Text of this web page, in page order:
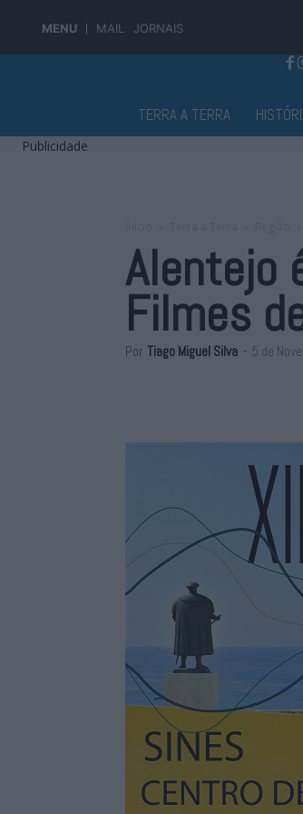
MENU MAIL JORNAIS
TERRA A TERRA
Publicidade
Alentejo
Filmes
Por Tiago Miguel Silva - 5 de